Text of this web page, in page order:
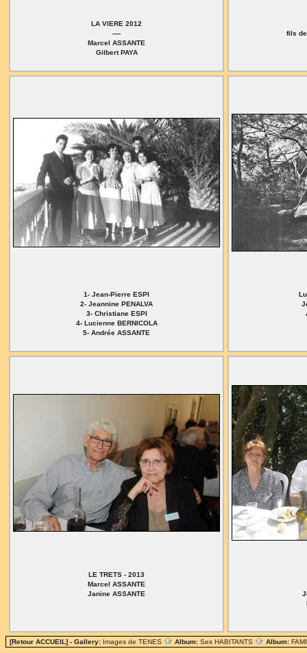
LA VIERE 2012
----
Marcel ASSANTE
Gilbert PAYA
fils de
1- Jean-Pierre ESPI
2- Jeannine PENALVA
3- Christiane ESPI
4- Lucienne BERNICOLA
5- Andrée ASSANTE
LE TRETS - 2013
Marcel ASSANTE
Janine ASSANTE
[Retour ACCUEIL] - Gallery: Images de TENES Album: Ses HABITANTS Album: